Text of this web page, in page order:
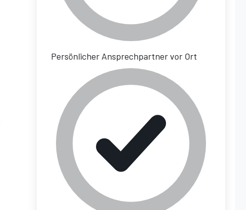
Persönlicher Ansprechpartner vor Ort